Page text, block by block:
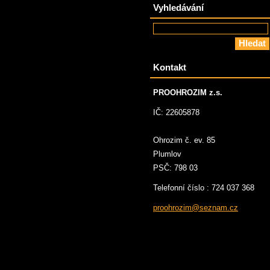
Vyhledávání
Kontakt
PROOHROZIM z.s.
IČ: 22605878
Ohrozim č. ev. 85
Plumlov
PSČ: 798 03
Telefonní číslo : 724 037 368
proohrozim@seznam.cz